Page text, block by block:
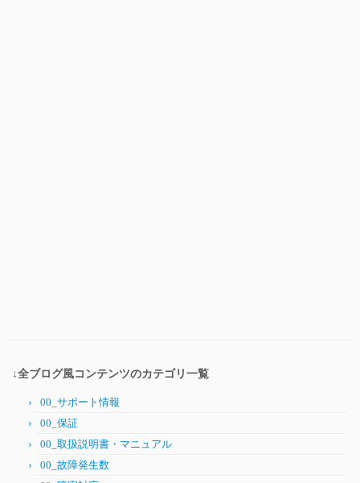
↓全ブログ風コンテンツのカテゴリ一覧
00_サポート情報
00_保証
00_取扱説明書・マニュアル
00_故障発生数